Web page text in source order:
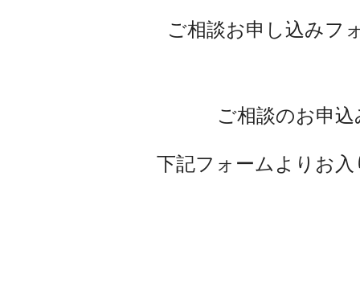
ご相談お申し込みフ
ご相談のお申
下記フォームよりお